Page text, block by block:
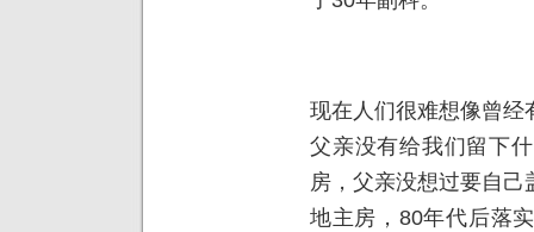
现在人们很难想像曾经
父亲没有给我们留下
房，父亲没想过要自
地主房，80年代后落